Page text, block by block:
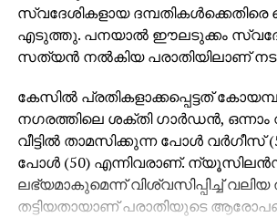
സ്വദേശികളായ
എടുത്തു. പനയാല്‍ ഈലടുക്കം
സത്യന്‍ നല്‍കിയ പരാതിയിലാണ്
കേസില്‍ പ്രതികളാക്കപ്പെട്ടത്
നഗരത്തിലെ ശക്തി ഗാര്‍ഡന്‍, ഒന്നാം
വീട്ടില്‍ താമസിക്കുന്ന പോള്‍ വര്‍ഗീസ്
പോള്‍ (50) എന്നിവരാണ്.
ലഭ്യമാകുമെന്ന് വിശ്വസിപ്പിച്ച് വലിയ
തട്ടിയതായാണ് പരാതിയുടെ